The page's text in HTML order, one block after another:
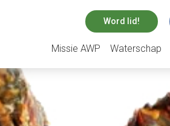
Word lid!
Missie AWP Waterschap